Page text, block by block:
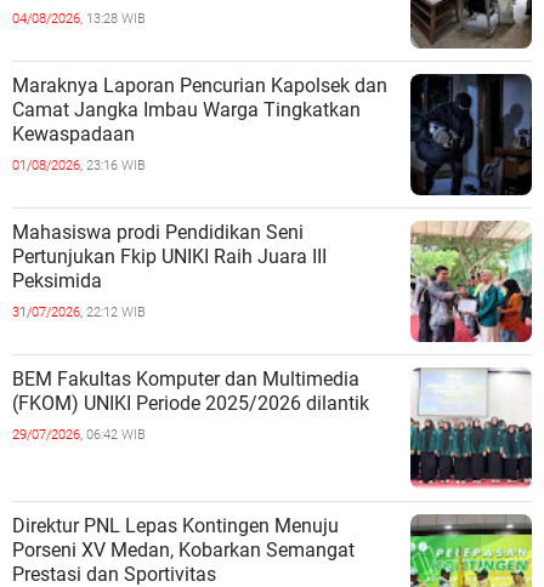
04/08/2026, 13:28 WIB
Maraknya Laporan Pencurian Kapolsek dan
Camat Jangka Imbau Warga Tingkatkan
Kewaspadaan
01/08/2026, 23:16 WIB
Mahasiswa prodi Pendidikan Seni
Pertunjukan Fkip UNIKI Raih Juara III
Peksimida
31/07/2026, 22:12 WIB
BEM Fakultas Komputer dan Multimedia
(FKOM) UNIKI Periode 2025/2026 dilantik
29/07/2026, 06:42 WIB
Direktur PNL Lepas Kontingen Menuju
Porseni XV Medan, Kobarkan Semangat
Prestasi dan Sportivitas